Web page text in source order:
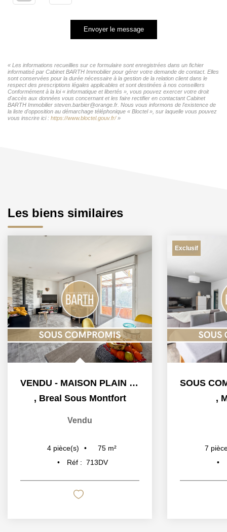
Envoyer le message
« Les informations recueillies sur ce formulaire sont enregistrées dans un fichier
informatisé par Cabinet BARTH Immobilier pour gérer votre demande de contact. Elles
sont conservées pour la durée nécessaire à la gestion de la relation client dans le
respect des prescriptions légales applicables et sont destinées à nos conseillers
Conformément à la loi « informatique et libertés », vous pouvez exercer votre droit
d'accès aux données vous concernant et les faire rectifier en contactant Cabinet
BARTH Immobilier steven.barbier@orange.fr. Nous vous informons de l'existence de
la liste d'opposition au démarchage téléphonique « Bloctel », sur laquelle vous pouvez
vous inscrire ici : https://www.bloctel.gouv.fr/»
Les biens similaires
VENDU - MAISON PLAIN PIED - 2 CHAMBRES - JARDIN -...
, Breal Sous Montfort
Vendu
4 pièce(s) 75 m²
Réf : 713DV
Exclusif
,
7